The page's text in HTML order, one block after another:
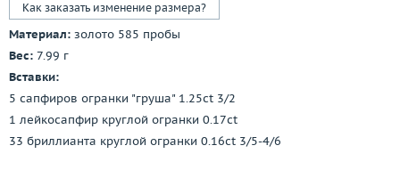
Как заказать изменение размера?
Материал: золото 585 пробы
Вес: 7.99 г
Вставки:
5 сапфиров огранки "груша" 1.25ct 3/2
1 лейкосапфир круглой огранки 0.17ct
33 бриллианта круглой огранки 0.16ct 3/5-4/6